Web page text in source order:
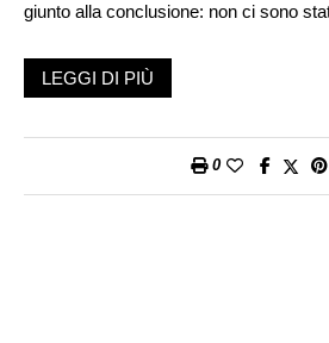
giunto alla conclusione: non ci sono
Trump non è dello stesso avviso, anzi,
ci sono stati brogli, ma non importa. Il
per altri quattro anni, un ladro di
LEGGI DI PIÙ
0